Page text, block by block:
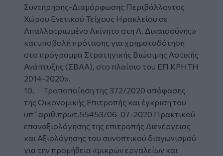
Συντήρησης-Διαμόρφωσης Περιβάλλοντος
Χώρου Ενετικού Τείχους Ηρακλείου σε
Απαλλοτριωμένο Ακίνητο στη Λ. Δικαιοσύνης»
και υποβολή πρότασης για χρηματοδότηση
στο πρόγραμμα Στρατηγικής Βιώσιμης Αστικής
Ανάπτυξης (ΣΒΑΑ), στο πλαίσιο του ΕΠ ΚΡΗΤΗ
2014-2020».
10. Τροποποίηση της 372/2020 απόφασης
της Οικονομικής Επιτροπής και έγκριση του
υπ΄αριθ.πρωτ.55453/06-07-2020 Πρακτικού
επαναξιολόγησης της επιτροπής Διενέργειας
και Αξιολόγησης του συνοπτικού διαγωνισμού
για την προμήθεια «μικρών εργαλείων και